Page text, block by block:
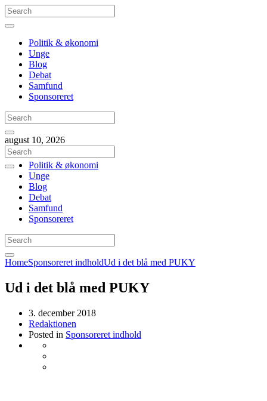
Politik & økonomi
Unge
Blog
Debat
Samfund
Sponsoreret
august 10, 2026
Politik & økonomi
Unge
Blog
Debat
Samfund
Sponsoreret
HomeSponsoreret indholdUd i det blå med PUKY
Ud i det blå med PUKY
3. december 2018
Redaktionen
Posted in Sponsoreret indhold